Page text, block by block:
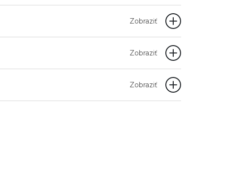
Zobraziť
Zobraziť
Zobraziť